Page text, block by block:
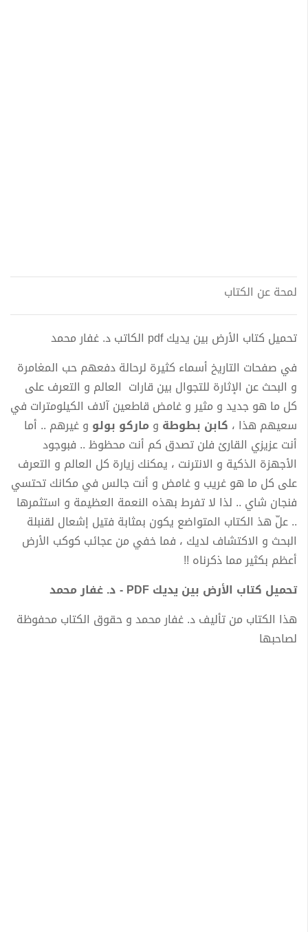
لمحة عن الكتاب
تحميل كتاب الأرض بين يديك pdf الكاتب د. غفار محمد
في صفحات التاريخ أسماء كثيرة لرحالة دفعهم حب المغامرة
و البحث عن الإثارة للتجوال بين قارات العالم و التعرف على
كل ما هو جديد و مثير و غامض قاطعين آلاف الكيلومترات في
سعيهم هذا ، كابن بطوطة و ماركو بولو و غيرهم .. أما
أنت عزيزي القارئ فلن تصدق كم أنت محظوظ .. فبوجود
الأجهزة الذكية و الانترنت ، يمكنك زيارة كل العالم و التعرف
على كل ما هو غريب و غامض و أنت جالس في مكانك تحتسي
فنجان شاي .. لذا لا تفرط بهذه النعمة العظيمة و استثمرها
.. علّ هذ الكتاب المتواضع يكون بمثابة فتيل إشعال لقنبلة
البحث و الاكتشاف لديك ، فما خفي من عجائب كوكب الأرض
أعظم بكثير مما ذكرناه !!
تحميل كتاب الأرض بين يديك PDF - د. غفار محمد
هذا الكتاب من تأليف د. غفار محمد و حقوق الكتاب محفوظة
لصاحبها